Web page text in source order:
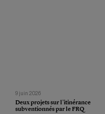
9 juin 2026
Deux projets sur l’itinérance
subventionnés par le FRQ